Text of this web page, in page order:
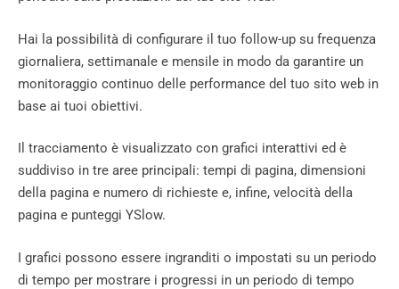
Hai la possibilità di configurare il tuo follow-up su frequenza
giornaliera, settimanale e mensile in modo da garantire un
monitoraggio continuo delle performance del tuo sito web in
base ai tuoi obiettivi.
Il tracciamento è visualizzato con grafici interattivi ed è
suddiviso in tre aree principali: tempi di pagina, dimensioni
della pagina e numero di richieste e, infine, velocità della
pagina e punteggi YSlow.
I grafici possono essere ingranditi o impostati su un periodo
di tempo per mostrare i progressi in un periodo di tempo